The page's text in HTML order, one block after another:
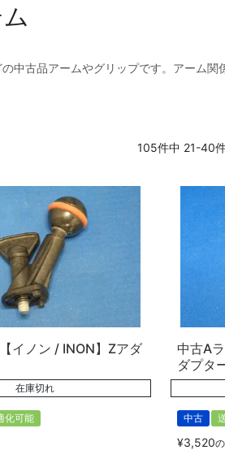
中古品アームやグリップです。アーム関
105件中 21-40
イノン / INON】Zアダ
在庫切れ
化可能
中古A
ダプタ
中古
¥3,520